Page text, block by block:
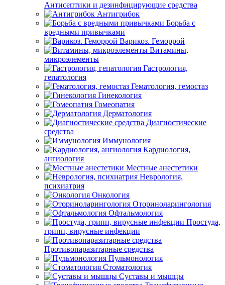
Антисептики и дезинфицирующие средства
Антигрибок
Борьба с
вредными привычками
Варикоз. Геморрой
Витамины,
микроэлементы
Гастрология,
гепатология
Гематология, гемостаз
Гинекология
Гомеопатия
Дерматология
Диагностические
средства
Иммунология
Кардиология,
ангиология
Местные анестетики
Неврология,
психиатрия
Онкология
Оториноларингология
Офтальмология
Простуда,
грипп, вирусные инфекции
Противопаразитарные средства
Пульмонология
Стоматология
Суставы и мышцы